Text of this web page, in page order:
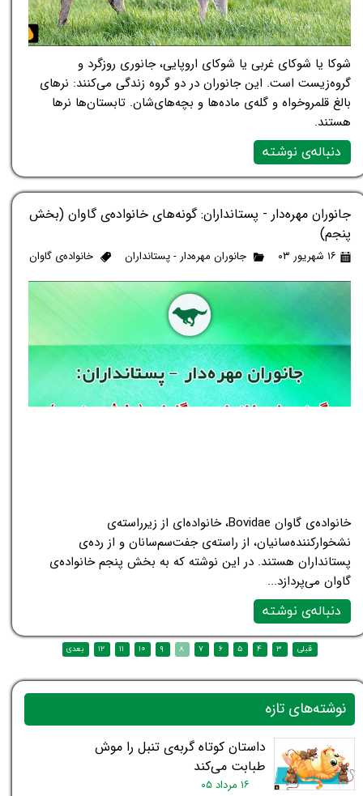
شوکا یا شوکای غربی یا شوکای اروپایی، جانوری روزگرد و
گروه‌زیست است. این جانوران در دو گروه زندگی می‌کنند: نرهای
بالغ قلمروخواه و گله‌ی ماده‌ها و بچه‌های‌شان. تابستان‌ها نرها
هستند.
دنباله‌ی نوشته
جانوران مهره‌دار - پستانداران: گونه‌های خانواده‌ی گاوان (بخش
پنجم)
۱۶ شهریور ۰۳ جانوران مهره‌دار - پستانداران خانواده‌ی گاوان
خانواده‌ی گاوان Bovidae، خانواده‌ای از زیرراسته‌ی
نشخوارکننده‌سانیان، از راسته‌ی جفت‌سم‌سانان و از رده‌ی
پستانداران هستند. در این نوشته که به بخش پنجم خانواده‌ی
گاوان می‌پردازد...
دنباله‌ی نوشته
داستان کوتاه گربه‌ی تنبل را موش
طبابت می‌کند
۱۶ مرداد ۰۵
نوشته‌های تازه